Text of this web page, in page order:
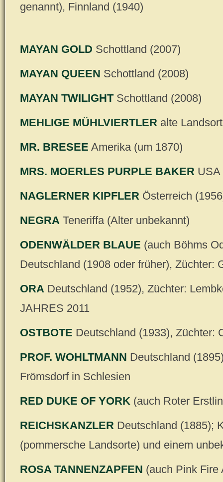
genannt), Finnland (1940)
MAYAN GOLD Schottland (2007)
MAYAN QUEEN Schottland (2008)
MAYAN TWILIGHTSchottland (2008)
MEHLIGE MÜHLVIERTLER alte
MR. BRESEE Amerika (um 1870)
MRS. MOERLES PURPLE BAKER USA
NAGLERNER KIPFLER Österreich
NEGRA Teneriffa (Alter unbekannt)
ODENWÄLDER BLAUE (auch Böhms
Deutschland (1908 oder früher), Züchter:
ORA Deutschland (1952), Züchter:
JAHRES 2011
OSTBOTE Deutschland (1933), Züchter:
PROF. WOHLTMANN Deutschland
Frömsdorf in Schlesien
RED DUKE OF YORK (auch Roter
REICHSKANZLER Deutschland (1885);
(pommersche Landsorte) und einem
ROSA TANNENZAPFEN (auch Pink Fire